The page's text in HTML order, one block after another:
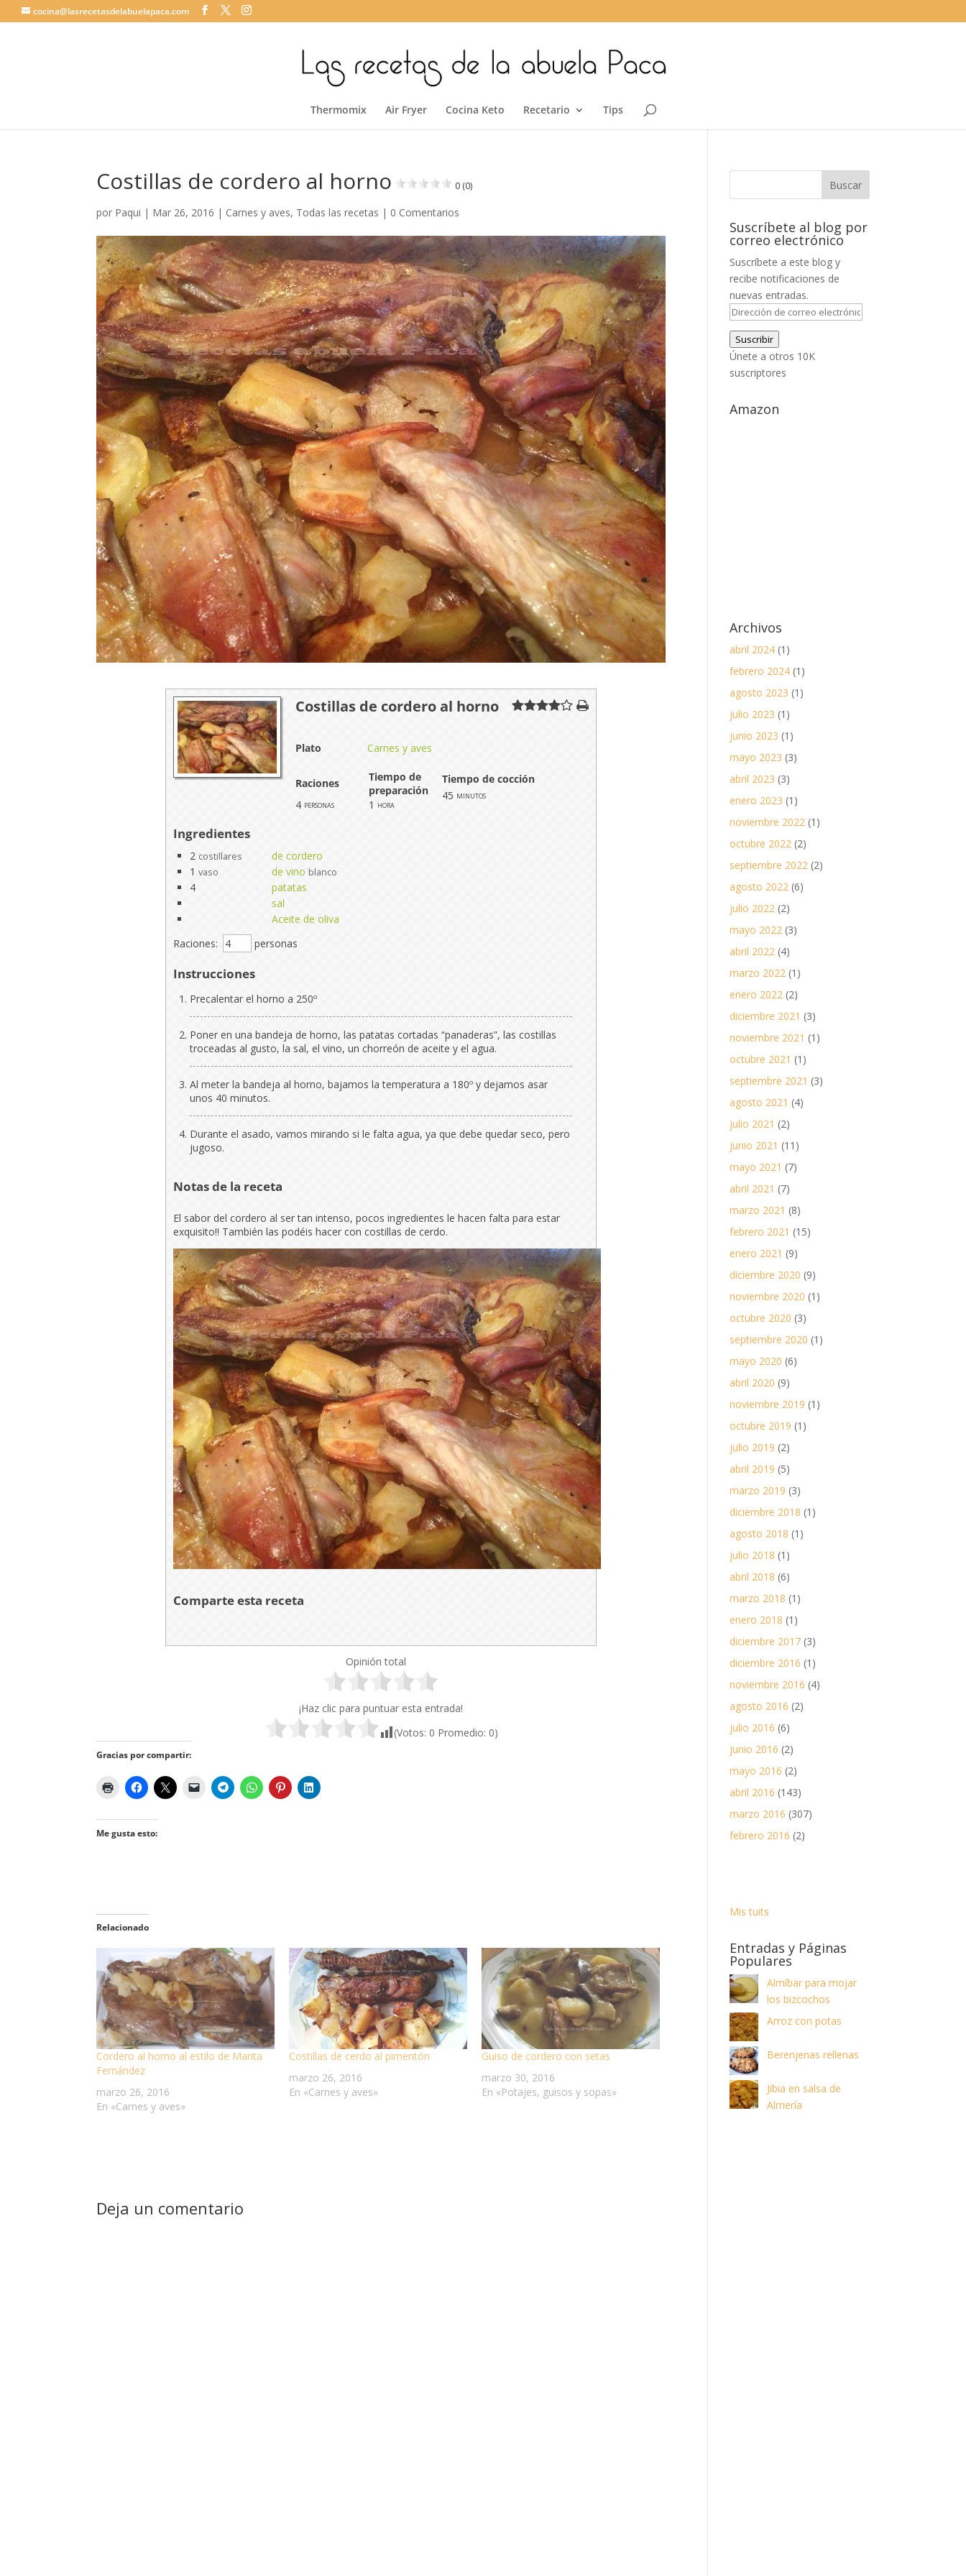
cocina@lasrecetasdelabuelapaca.com
Thermomix Air Fryer Cocina Keto Recetario Tips
Costillas de cordero al horno 0 (0)
por Paqui | Mar 26, 2016 | Carnes y aves, Todas las recetas | 0 Comentarios
Costillas de cordero al horno
Plato Carnes y aves
Raciones
Tiempo de
preparación
4 personas 1 hora
Tiempo de cocción
45 minutos
Ingredientes
2 costillares
de cordero
1 vaso de vino blanco
4
patatas
sal
Aceite de oliva
Raciones:
personas
Instrucciones
Precalentar el horno a 250º
Poner en una bandeja de horno, las patatas cortadas “panaderas”, las costillas
troceadas al gusto, la sal, el vino, un chorreón de aceite y el agua.
Al meter la bandeja al horno, bajamos la temperatura a 180º y dejamos asar
unos 40 minutos.
Durante el asado, vamos mirando si le falta agua, ya que debe quedar seco, pero
jugoso.
Notas de la receta
El sabor del cordero al ser tan intenso, pocos ingredientes le hacen falta para estar
exquisito!! También las podéis hacer con costillas de cerdo.
Comparte esta receta
Opinión total
¡Haz clic para puntuar esta entrada!
(Votos: 0 Promedio: 0)
Gracias por compartir:
Me gusta esto:
Relacionado
Cordero al horno al estilo de Marita
Fernández
marzo 26, 2016
En «Carnes y aves»
Costillas de cerdo al pimentón
marzo 26, 2016
En «Carnes y aves»
Guiso de cordero con setas
marzo 30, 2016
En «Potajes, guisos y sopas»
Deja un comentario
Suscríbete al blog por
correo electrónico
Suscríbete a este blog y
recibe notificaciones de
nuevas entradas.
Dirección
de
correo
electrónico
Suscribir
Únete a otros 10K
suscriptores
Amazon
Archivos
abril 2024 (1)
febrero 2024 (1)
agosto 2023 (1)
julio 2023 (1)
junio 2023 (1)
mayo 2023 (3)
abril 2023 (3)
enero 2023 (1)
noviembre 2022 (1)
octubre 2022 (2)
septiembre 2022 (2)
agosto 2022 (6)
julio 2022 (2)
mayo 2022 (3)
abril 2022 (4)
marzo 2022 (1)
enero 2022 (2)
diciembre 2021 (3)
noviembre 2021 (1)
octubre 2021 (1)
septiembre 2021 (3)
agosto 2021 (4)
julio 2021 (2)
junio 2021 (11)
mayo 2021 (7)
abril 2021 (7)
marzo 2021 (8)
febrero 2021 (15)
enero 2021 (9)
diciembre 2020 (9)
noviembre 2020 (1)
octubre 2020 (3)
septiembre 2020 (1)
mayo 2020 (6)
abril 2020 (9)
noviembre 2019 (1)
octubre 2019 (1)
julio 2019 (2)
abril 2019 (5)
marzo 2019 (3)
diciembre 2018 (1)
agosto 2018 (1)
julio 2018 (1)
abril 2018 (6)
marzo 2018 (1)
enero 2018 (1)
diciembre 2017 (3)
diciembre 2016 (1)
noviembre 2016 (4)
agosto 2016 (2)
julio 2016 (6)
junio 2016 (2)
mayo 2016 (2)
abril 2016 (143)
marzo 2016 (307)
febrero 2016 (2)
Mis tuits
Entradas y Páginas
Populares
Almíbar para mojar
los bizcochos
Arroz con potas
Berenjenas rellenas
Jibia en salsa de
Almería